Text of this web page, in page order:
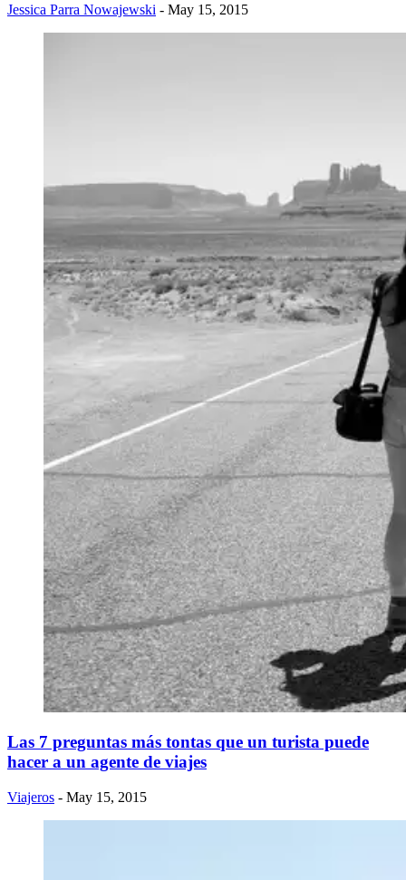
Jessica Parra Nowajewski - May 15, 2015
Las 7 preguntas más tontas que un turista puede
hacer a un agente de viajes
Viajeros - May 15, 2015